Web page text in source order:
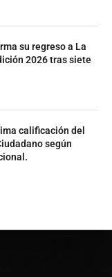
su regreso a La
2026 tras siete
calificación del
según